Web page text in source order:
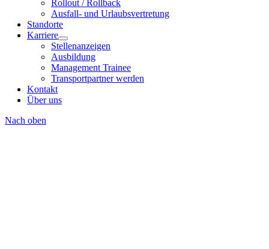
Rollout / Rollback
Ausfall- und Urlaubsvertretung
Standorte
Karriere
Stellenanzeigen
Ausbildung
Management Trainee
Transportpartner werden
Kontakt
Über uns
Nach oben